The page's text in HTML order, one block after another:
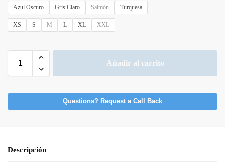
Azul Oscuro Gris Claro Salmón Turquesa
XS S M L XL XXL
Añadir al carrito
Questions? Request a Call Back
Descripción